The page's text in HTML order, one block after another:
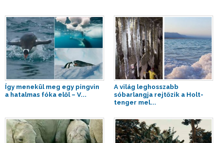
Így menekül meg egy pingvin
a hatalmas fóka elől – V...
A világ leghosszabb
sóbarlangja rejtőzik a Holt-
tenger mel...